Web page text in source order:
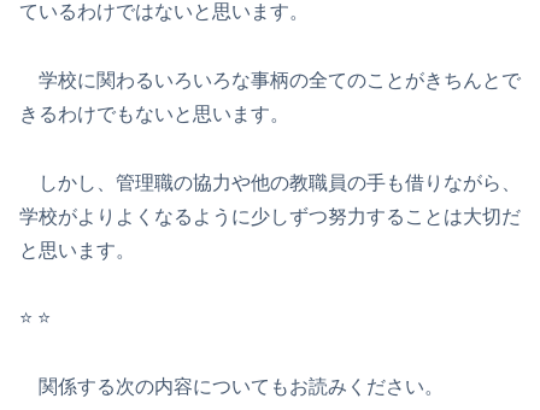
ているわけではないと思います。
学校に関わるいろいろな事柄の全てのことがきちんとで
きるわけでもないと思います。
しかし、管理職の協力や他の教職員の手も借りながら、
学校がよりよくなるように少しずつ努力することは大切だ
と思います。
⭐️ ⭐️
関係する次の内容についてもお読みください。